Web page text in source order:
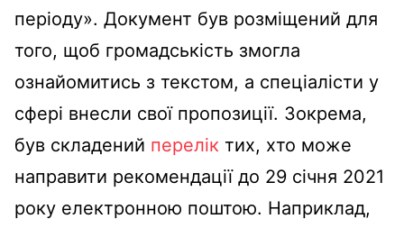
періоду». Документ був розміщений для
того, щоб громадськість змогла
ознайомитись з текстом, а спеціалісти у
сфері внесли свої пропозиції. Зокрема,
був складений перелік тих, хто може
направити рекомендації до 29 січня 2021
року електронною поштою. Наприклад,